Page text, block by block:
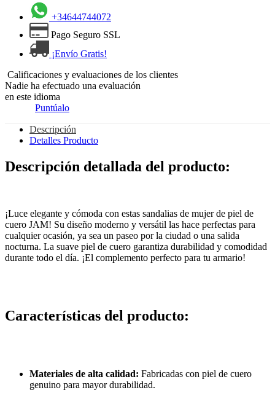
+34644744072
Pago Seguro SSL
¡Envío Gratis!
Calificaciones y evaluaciones de los clientes
Nadie ha efectuado una evaluación
en este idioma
Puntúalo
Descripción
Detalles Producto
Descripción detallada del producto:
¡Luce elegante y cómoda con estas sandalias de mujer de piel de
cuero JAM! Su diseño moderno y versátil las hace perfectas para
cualquier ocasión, ya sea un paseo por la ciudad o una salida
nocturna. La suave piel de cuero garantiza durabilidad y comodidad
durante todo el día. ¡El complemento perfecto para tu armario!
Características del producto:
Materiales de alta calidad: Fabricadas con piel de cuero
genuino para mayor durabilidad.